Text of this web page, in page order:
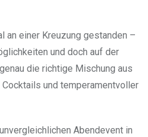
an einer Kreuzung gestanden –
und doch auf der
die richtige Mischung aus
und temperamentvoller
Abendevent in